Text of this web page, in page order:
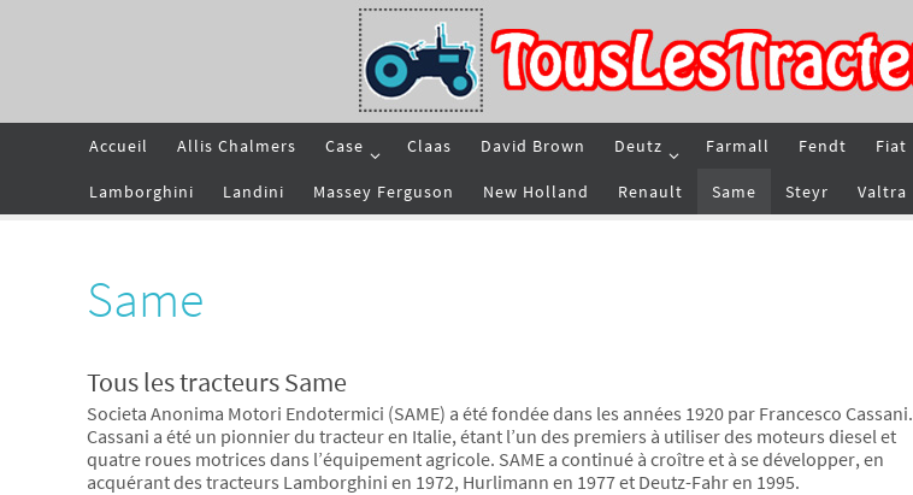
Accueil Allis Chalmers Case Claas David Brown Deutz Farmall Fendt Fiat
Lamborghini Landini Massey Ferguson New Holland Renault Same Steyr Valtra
Same
Tous les tracteurs Same
Societa Anonima Motori Endotermici (SAME) a été fondée dans les années 1920 par Francesco Cassani.
Cassani a été un pionnier du tracteur en Italie, étant l’un des premiers à utiliser des moteurs diesel et
quatre roues motrices dans l’équipement agricole. SAME a continué à croître et à se développer, en
acquérant des tracteurs Lamborghini en 1972, Hurlimann en 1977 et Deutz-Fahr en 1995.